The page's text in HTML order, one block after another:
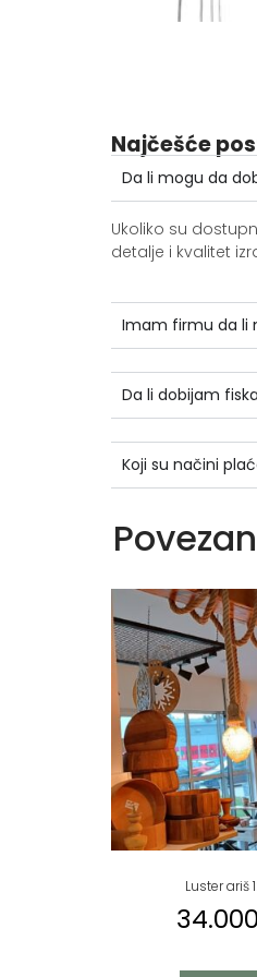
Najčešće
Da li mogu da
Ukoliko su
detalje i kvalitet
Imam firmu da li
Da li dobijam
Koji su načini
Luster ariš
34.000